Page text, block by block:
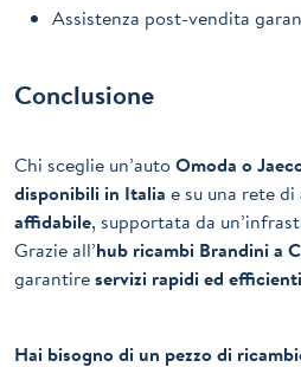
Assistenza post-vendita
Conclusione
Chi sceglie un’autoOmoda o
disponibili in Italia e su una rete di
affidabile, supportata da
Grazie all’hub ricambi Brandini a
garantireservizi rapidi ed efficienti
Hai bisogno di un pezzo di